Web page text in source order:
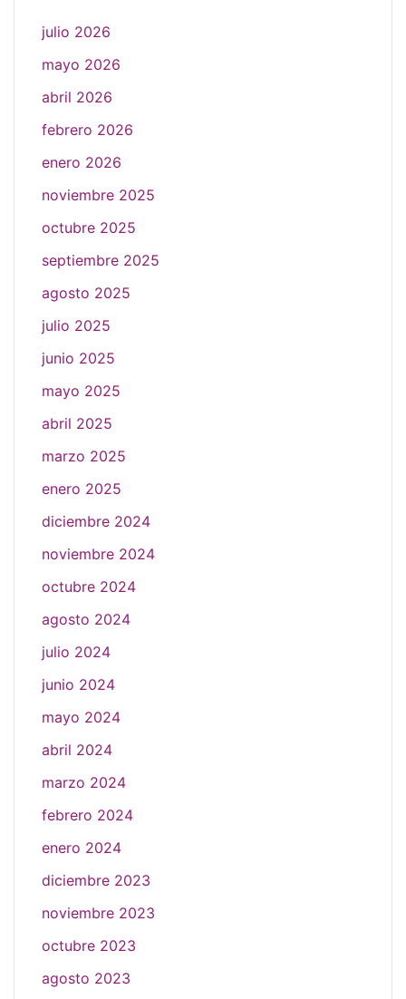
julio 2026
mayo 2026
abril 2026
febrero 2026
enero 2026
noviembre 2025
octubre 2025
septiembre 2025
agosto 2025
julio 2025
junio 2025
mayo 2025
abril 2025
marzo 2025
enero 2025
diciembre 2024
noviembre 2024
octubre 2024
agosto 2024
julio 2024
junio 2024
mayo 2024
abril 2024
marzo 2024
febrero 2024
enero 2024
diciembre 2023
noviembre 2023
octubre 2023
agosto 2023